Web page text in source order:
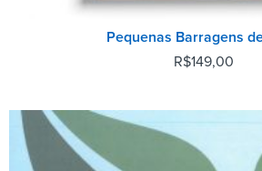
Pequenas Barragens
R$149,00